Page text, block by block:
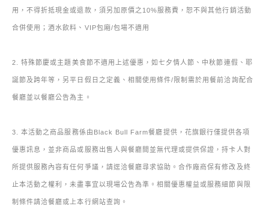
用，不得折抵現金或退款，須另加原價之10%服務費，恕不與其他行銷活動
合併使用；酒水飲料、VIP包廂/包場不適用
2. 特殊節慶或主題美食節不適用上述優惠，如七夕情人節、中秋節連假、耶
誕節及跨年等，另平日假日之定義、相關使用條件/限制需於用餐前洽詢配合
餐廳並以餐廳公告為主。
3. 本活動之商品服務係由Black Bull Farm餐廳提供，花旗銀行僅提供各項
優惠訊息，並非商品或服務出售人與餐廳間並無代理或提供保證，持卡人對
所提供服務內容有任何爭議，請逕洽餐廳尋求協助。合作廠商保有修改及終
止本活動之權利，未盡事宜以現場公告為準。相關優惠權益或服務細節與限
制條件請洽餐廳或上本行網站查詢。